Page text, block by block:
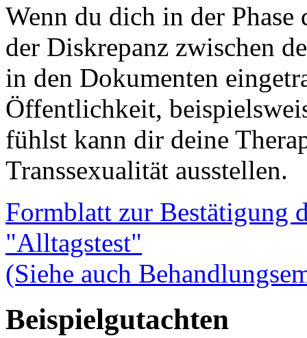
Wenn du dich in der Phase
der Diskrepanz zwischen
in den Dokumenten
Öffentlichkeit,
fühlst kann dir deine
Transsexualität ausstellen.
Formblatt zur Bestätigung
"Alltagstest"
(Siehe auch
Beispielgutachten